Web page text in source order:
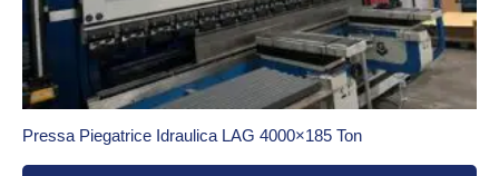
Pressa Piegatrice Idraulica LAG 4000×185 Ton